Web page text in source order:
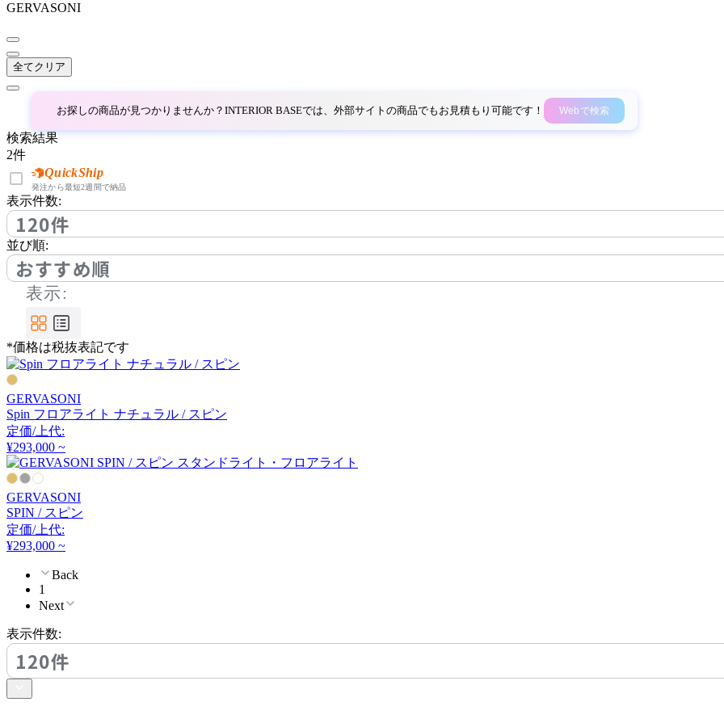
DI CLASSE
ディクラッセ
ELUX
エルックス
Estiluz
エスティルース
FLOS
FOSCARINI
Frank Lloyd Wright
フランク ロイド ライト
FRITZ HANSEN
フリッツハンセン
GERVASONI
全てクリア
お探しの商品が見つかりませんか？INTERIOR BASEでは、外部サイトの商品でもお見積もり可能です！ Webで検索
検索結果
2件
QuickShip
発注から最短2週間で納品
表示件数:
120件
並び順:
おすすめ順
表示:
*価格は税抜表記です
GERVASONI
Spin フロアライト ナチュラル / スピン
定価/上代:
¥293,000 ~
GERVASONI
SPIN / スピン
定価/上代:
¥293,000 ~
Back
1
Next
表示件数:
120件